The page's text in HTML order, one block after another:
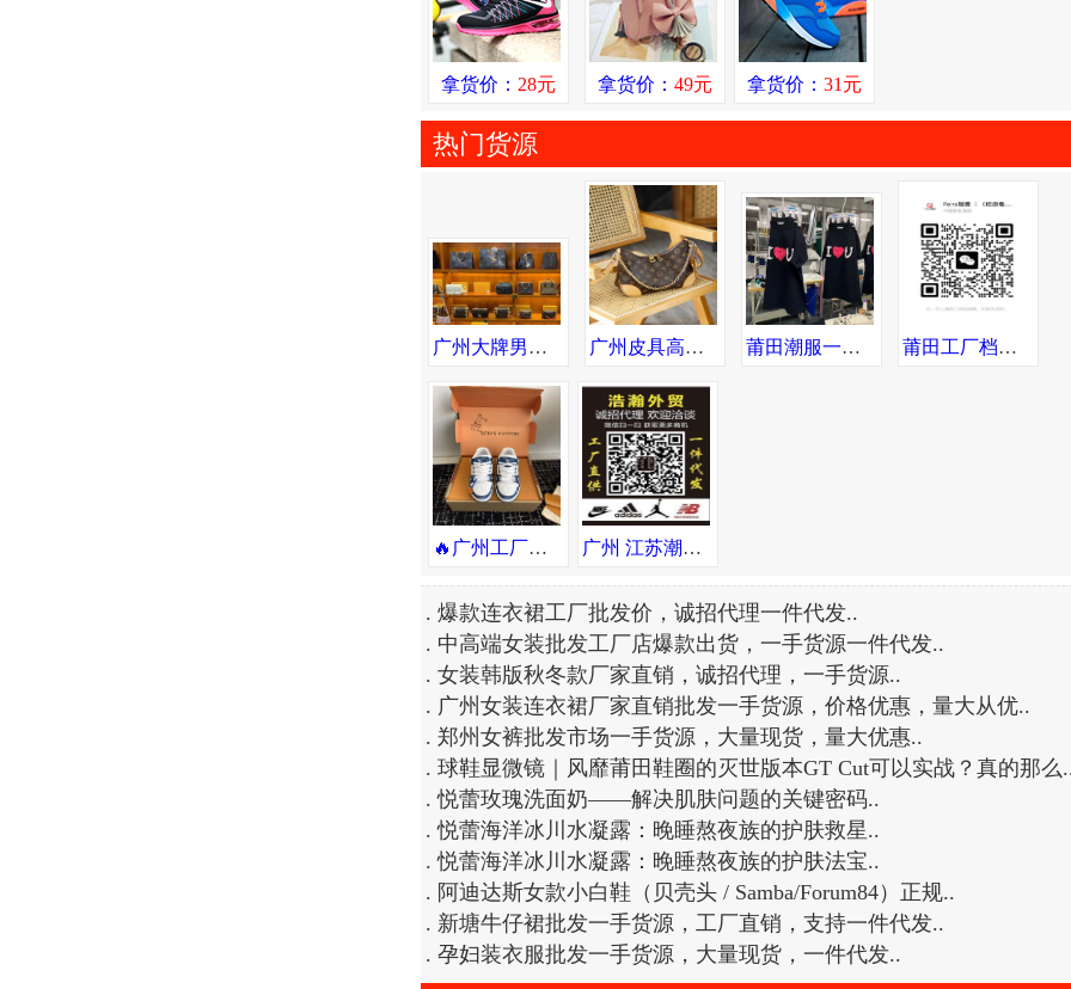
拿货价： 28元 拿货价：49元 拿货价： 31元
热门货源
广州大牌男包女包手表工厂 高品质 诚招微商代理 一件代发 广州皮具高档包包货源 专柜品质 诚招代理 一件代发全球可达 莆田潮服一手货源 只做高版本 自设工厂 强迫患者必进 低端勿进 莆田工厂档口直销品牌运动潮鞋、潮服等 支持一件发货 提供精修实拍
🔥广州工厂货源！支持一件代发😎，可自取，广州市内可送货上门 广州 江苏潮牌服饰，一手货源，免费代理，支持退换
. 爆款连衣裙工厂批发价，诚招代理一件代发..
. 中高端女装批发工厂店爆款出货，一手货源一件代发..
. 女装韩版秋冬款厂家直销，诚招代理，一手货源..
. 广州女装连衣裙厂家直销批发一手货源，价格优惠，量大从优..
. 郑州女裤批发市场一手货源，大量现货，量大优惠..
. 球鞋显微镜｜风靡莆田鞋圈的灭世版本GT Cut可以实战？真的那么
.悦蕾玫瑰洗面奶——解决肌肤问题的关键密码..
.悦蕾海洋冰川水凝露：晚睡熬夜族的护肤救星..
.悦蕾海洋冰川水凝露：晚睡熬夜族的护肤法宝..
. 阿迪达斯女款小白鞋（贝壳头 / Samba/Forum84）正规..
. 新塘牛仔裙批发一手货源，工厂直销，支持一件代发..
. 孕妇装衣服批发一手货源，大量现货，一件代发..